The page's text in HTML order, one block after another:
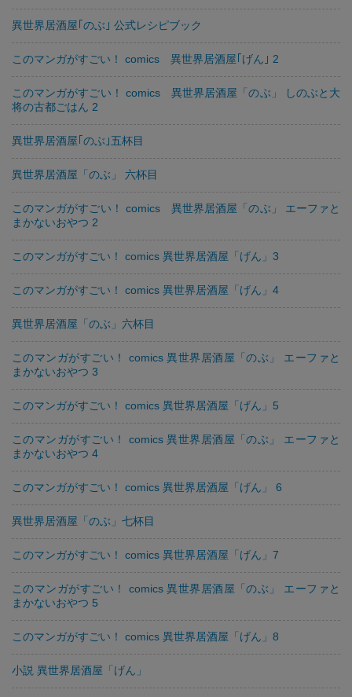
異世界居酒屋｢のぶ｣ 公式レシピブック
このマンガがすごい！ comics 異世界居酒屋｢げん｣ 2
このマンガがすごい！ comics 異世界居酒屋「のぶ」 しのぶと大
将の古都ごはん 2
異世界居酒屋｢のぶ｣五杯目
異世界居酒屋「のぶ」 六杯目
このマンガがすごい！ comics 異世界居酒屋「のぶ」 エーファと
まかないおやつ 2
このマンガがすごい！ comics 異世界居酒屋「げん」3
このマンガがすごい！ comics 異世界居酒屋「げん」4
異世界居酒屋「のぶ」六杯目
このマンガがすごい！ comics 異世界居酒屋「のぶ」 エーファと
まかないおやつ 3
このマンガがすごい！ comics 異世界居酒屋「げん」5
このマンガがすごい！ comics 異世界居酒屋「のぶ」 エーファと
まかないおやつ 4
このマンガがすごい！ comics 異世界居酒屋「げん」 6
異世界居酒屋「のぶ」七杯目
このマンガがすごい！ comics 異世界居酒屋「げん」7
このマンガがすごい！ comics 異世界居酒屋「のぶ」 エーファと
まかないおやつ 5
このマンガがすごい！ comics 異世界居酒屋「げん」8
小説 異世界居酒屋「げん」